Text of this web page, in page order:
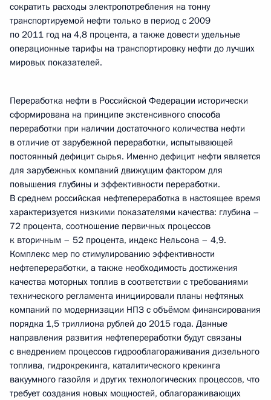
сократить расходы электропотребления на тонну
транспортируемой нефти только в период с 2009
по 2011 год на 4,8 процента, а также довести удельные
операционные тарифы на транспортировку нефти до лучших
мировых показателей.
Переработка нефти в Российской Федерации исторически
сформирована на принципе экстенсивного способа
переработки при наличии достаточного количества нефти
в отличие от зарубежной переработки, испытывающей
постоянный дефицит сырья. Именно дефицит нефти является
для зарубежных компаний движущим фактором для
повышения глубины и эффективности переработки.
В среднем российская нефтепереработка в настоящее время
характеризуется низкими показателями качества: глубина –
72 процента, соотношение первичных процессов
к вторичным – 52 процента, индекс Нельсона – 4,9.
Комплекс мер по стимулированию эффективности
нефтепереработки, а также необходимость достижения
качества моторных топлив в соответствии с требованиями
технического регламента инициировали планы нефтяных
компаний по модернизации НПЗ с объёмом финансирования
порядка 1,5 триллиона рублей до 2015 года. Данные
направления развития нефтепереработки будут связаны
с внедрением процессов гидрооблагораживания дизельного
топлива, гидрокрекинга, каталитического крекинга
вакуумного газойля и других технологических процессов, что
требует создания новых мощностей, облагораживающих